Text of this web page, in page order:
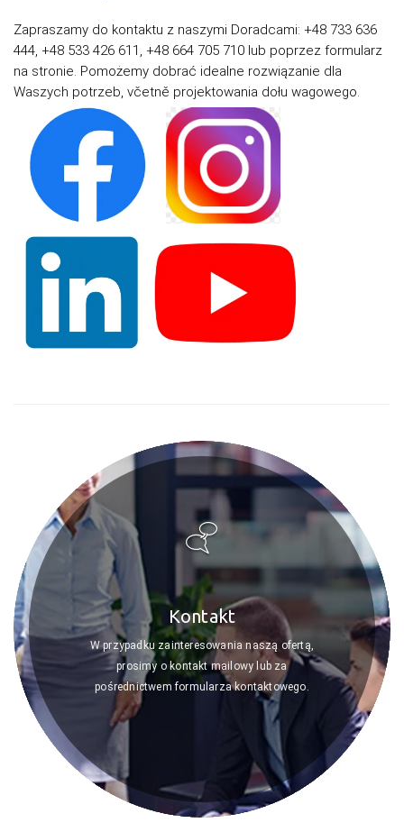
Zapraszamy do kontaktu z naszymi Doradcami: +48 733 636
444, +48 533 426 611, +48 664 705 710 lub poprzez formularz
na stronie. Pomożemy dobrać idealne rozwiązanie dla
Waszych potrzeb, včetně projektowania dołu wagowego.
Kontakt
W przypadku zainteresowania naszą ofertą,
prosimy o kontakt mailowy lub za
pośrednictwem formularza kontaktowego.